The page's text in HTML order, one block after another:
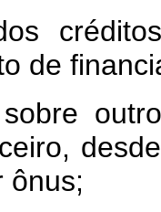
de
ônus;